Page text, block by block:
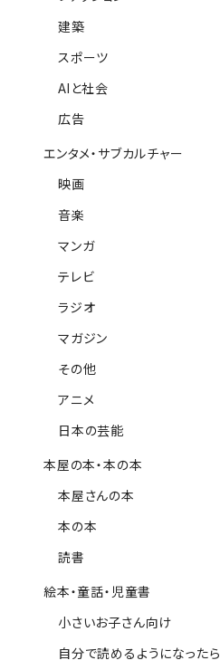
建築
スポーツ
AIと社会
広告
エンタメ・サブカルチャー
映画
音楽
マンガ
テレビ
ラジオ
マガジン
その他
アニメ
日本の芸能
本屋の本・本の本
本屋さんの本
本の本
読書
絵本・童話・児童書
小さいお子さん向け
自分で読めるようになったら